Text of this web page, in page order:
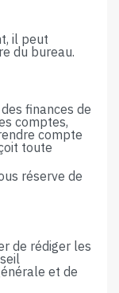
​il​ ​peut​
​du​ ​bureau.
finances de
comptes,
compte
toute
​réserve​ ​de​
de rédiger les
​et​ ​de​